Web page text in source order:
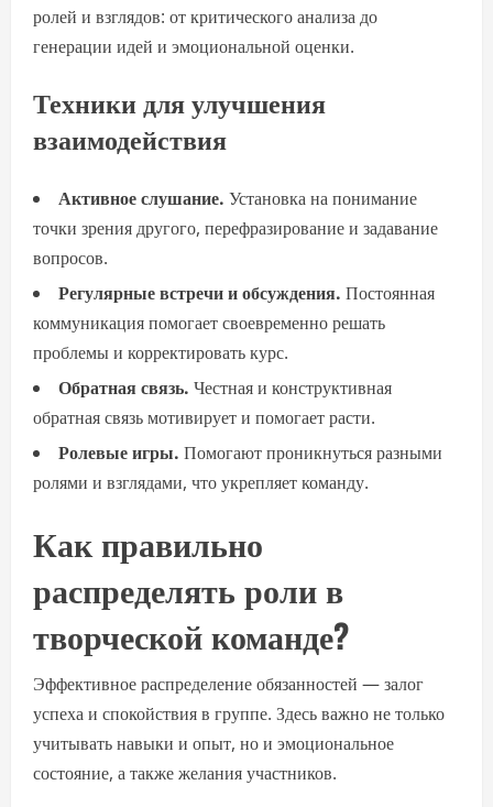
ролей и взглядов: от критического анализа до
генерации идей и эмоциональной оценки.
Техники для улучшения
взаимодействия
Активное слушание. Установка на понимание
точки зрения другого, перефразирование и задавание
вопросов.
Регулярные встречи и обсуждения. Постоянная
коммуникация помогает своевременно решать
проблемы и корректировать курс.
Обратная связь. Честная и конструктивная
обратная связь мотивирует и помогает расти.
Ролевые игры. Помогают проникнуться разными
ролями и взглядами, что укрепляет команду.
Как правильно
распределять роли в
творческой команде?
Эффективное распределение обязанностей — залог
успеха и спокойствия в группе. Здесь важно не только
учитывать навыки и опыт, но и эмоциональное
состояние, а также желания участников.